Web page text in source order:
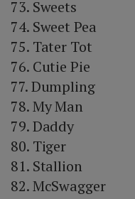
73. Sweets
74. Sweet Pea
75. Tater Tot
76. Cutie Pie
77. Dumpling
78. My Man
79. Daddy
80. Tiger
81. Stallion
82. McSwagger